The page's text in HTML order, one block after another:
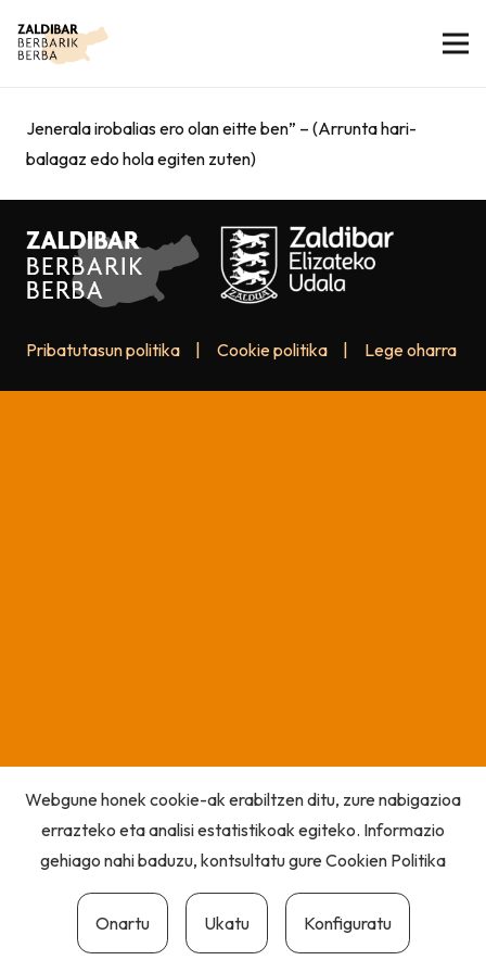
Jenerala irobalias ero olan eitte ben” – (Arrunta hari-
balagaz edo hola egiten zuten)
Pribatutasun politika Cookie politika Lege oharra
Webgune honek cookie-ak erabiltzen ditu, zure nabigazioa
errazteko eta analisi estatistikoak egiteko. Informazio
gehiago nahi baduzu, kontsultatu gureCookien Politika
Onartu Ukatu Konfiguratu